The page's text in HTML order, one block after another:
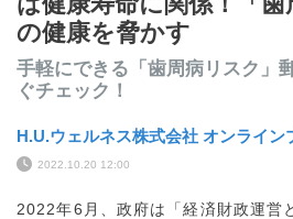
の健康を脅かす
手軽にできる「歯周病リスク」
ぐチェック！
H.U.ウェルネス株式会社 オンライン
2022.10.20 12:00
2022年6月、政府は「経済財政運営